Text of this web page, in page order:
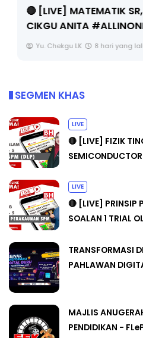
🔴 [LIVE] MATEMATIK SR,
CIKGU ANITA
Yu. Chekgu LK 8 hari yang lalu
SEGMEN KHAS
LIVE
🔴 [LIVE] FIZIK
LIVE
🔴 [LIVE] PRINSIP
SOALAN 1 TRIAL
TRANSFORMASI
PAHLAWAN
MAJLIS
PENDIDIKAN -